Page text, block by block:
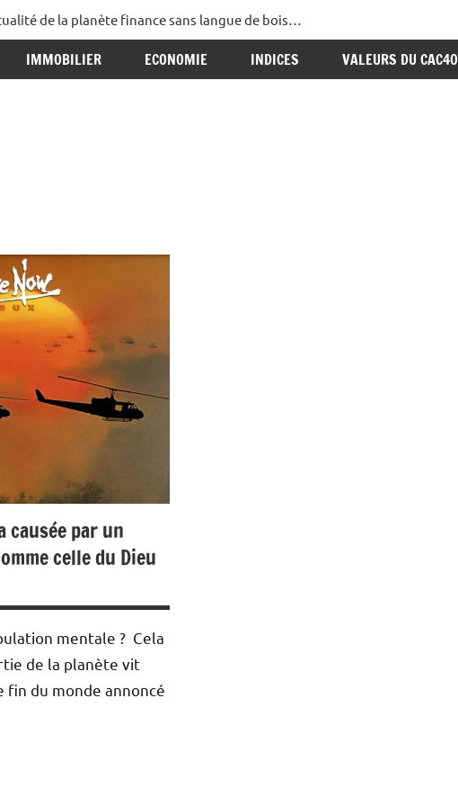
de la planète finance sans langue de bois…
IMMOBILIER ECONOMIE INDICES VALEURS DU CAC40
causée par un
celle du Dieu
mentale ? Cela
de la planète vit
du monde annoncé